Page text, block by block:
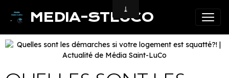
MEDIA-STLUCO